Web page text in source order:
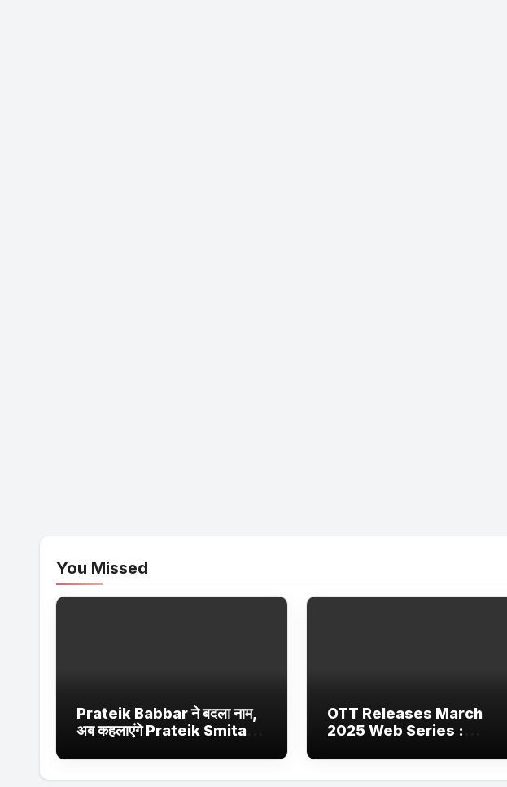
You Missed
Prateik Babbar ने बदला नाम,
अब कहलाएंगे Prateik Smita
OTT Releases March
2025 Web Series :
Ultra Jhakaas पर नई वेब
सीरीज और फिल्में